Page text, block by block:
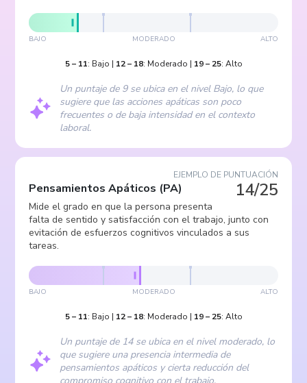
BAJO MODERADO ALTO
5– 11: Bajo | 12– 18: Moderado | 19– 25: Alto
Un puntaje de 9 se ubica en el nivel Bajo, lo que
sugiere que las acciones apáticas son poco
frecuentes o de baja intensidad en el contexto
laboral.
EJEMPLO DE PUNTUACIÓN
14/25
Pensamientos Apáticos (PA)
Mide el grado en que la persona presenta
falta de sentido y satisfacción con el trabajo, junto con
evitación de esfuerzos cognitivos vinculados a sus
tareas.
BAJO MODERADO ALTO
5– 11: Bajo | 12– 18: Moderado | 19– 25: Alto
Un puntaje de 14 se ubica en el nivel moderado, lo
que sugiere una presencia intermedia de
pensamientos apáticos y cierta reducción del